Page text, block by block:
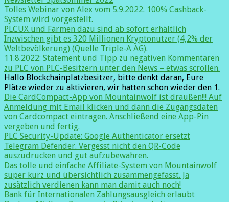
Tolles Webinar von Alex vom 5.9.2022. 100% Cashback-
System wird vorgestellt.
PLCUX und Farmen dazu sind ab sofort erhältlich
Inzwischen gibt es 320 Millionen Kryptonutzer (4,2% der
Weltbevölkerung) (Quelle Triple-A AG).
11.8.2022: Statement und Tipp zu negativen Kommentaren
zu PLC von PLC-Besitzern unter den News – etwas scrollen.
Hallo Blockchainplatzbesitzer, bitte denkt daran, Eure
Plätze wieder zu aktivieren, wir hatten schon wieder den 1.
Die CardCompact-App von Mountainwolf ist draußen!!! Auf
Anmeldung mit Email klicken und dann die Zugangsdaten
von Cardcompact eintragen. Anschließend eine App-Pin
vergeben und fertig.
PLC Security-Update: Google Authenticator ersetzt
Telegram Defender. Vergesst nicht den QR-Code
auszudrucken und gut aufzubewahren.
Das tolle und einfache Affiliate-System von Mountainwolf
super kurz und übersichtlich zusammengefasst. Ja
zusätzlich verdienen kann man damit auch noch!
Bank für Internationalen Zahlungsausgleich erlaubt